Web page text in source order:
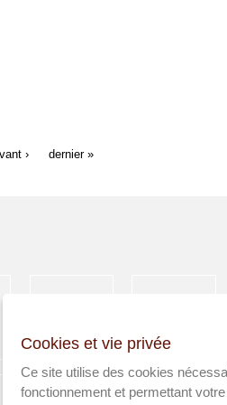
› dernier »
HÉBERGEMENT
ACTIVITÉS
SPORTIVES
Cookies et vie privée
Ce site utilise des cookies
fonctionnement et permettant